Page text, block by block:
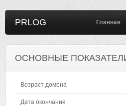
PRLOG Главная
ОСНОВНЫЕ
Возраст домена
Дата окончания